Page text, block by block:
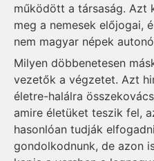
működött a társaság. Azt
meg a nemesek előjogai,
nem magyar népek
Milyen döbbenetesen
vezetők a végzetet. Azt
életre-halálra
amire életüket teszik fel,
hasonlóan tudják
gondolkodnunk, de azon